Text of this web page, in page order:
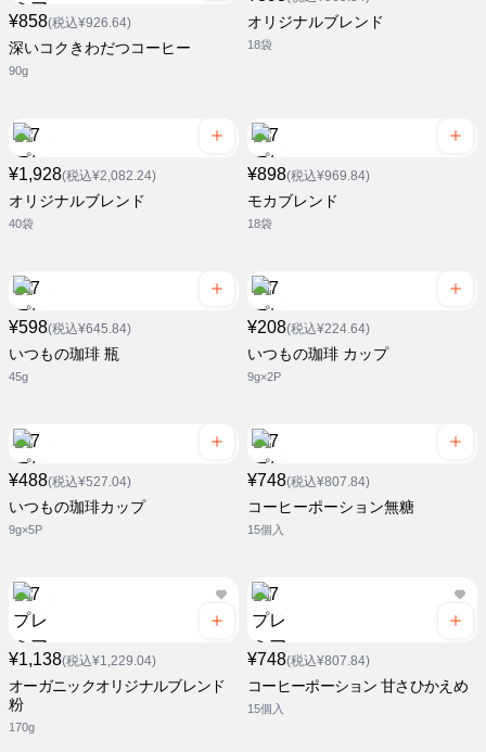
¥858(税込¥926.64)
深いコクきわだつコーヒー
90g
オリジナルブレンド
18袋
¥1,928(税込¥2,082.24)
オリジナルブレンド
40袋
¥898(税込¥969.84)
モカブレンド
18袋
¥598(税込¥645.84)
いつもの珈琲 瓶
45g
¥208(税込¥224.64)
いつもの珈琲 カップ
9g×2P
¥488(税込¥527.04)
いつもの珈琲カップ
9g×5P
¥748(税込¥807.84)
コーヒーポーション無糖
15個入
¥1,138(税込¥1,229.04)
オーガニックオリジナルブレンド
粉
170g
¥748(税込¥807.84)
コーヒーポーション 甘さひかえめ
15個入